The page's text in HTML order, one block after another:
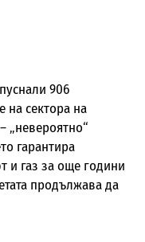
906
на сектора на
„невероятно“
гарантира
и газ за още години
продължава да